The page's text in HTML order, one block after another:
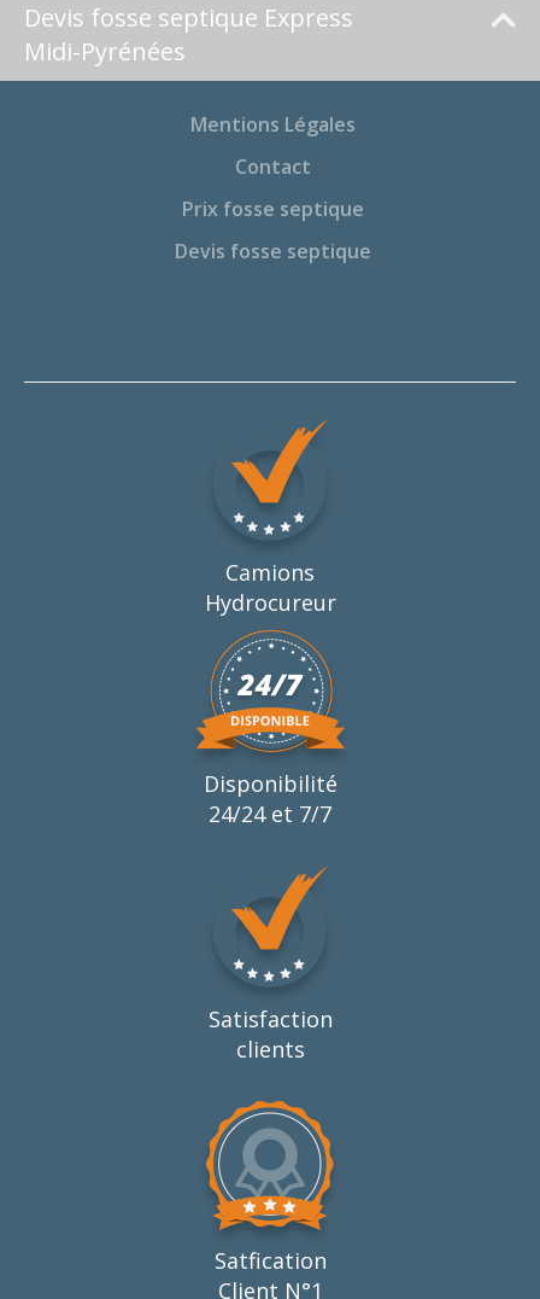
Devis fosse septique Express
Midi-Pyrénées
Mentions Légales
Contact
Prix fosse septique
Devis fosse septique
Camions
Hydrocureur
Disponibilité
24/24 et 7/7
Satisfaction
clients
Satfication
Client N°1